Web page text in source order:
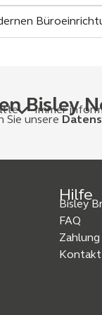
Bisley
Immer
Sie unsere
Hilfe
Bisley
FAQ
Zahlung
Kontakt